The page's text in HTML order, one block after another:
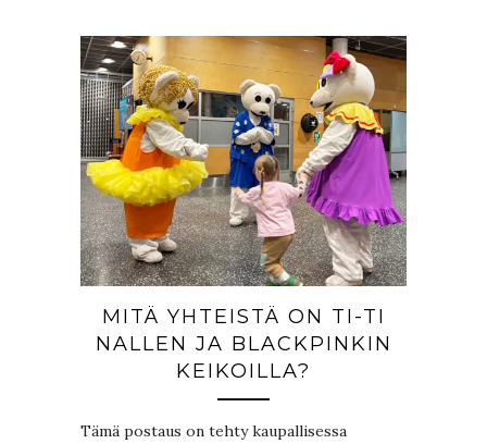
MITÄ YHTEISTÄ ON TI-TI
NALLEN JA BLACKPINKIN
KEIKOILLA?
Tämä postaus on tehty kaupallisessa